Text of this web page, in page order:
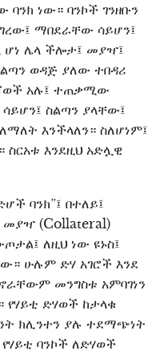
ነው። ባንኮች ገንዘቡን
ማበደራቸው ሳይሆን፤
ሌላ ችሎታ፤ መያዣ፤
ወዳጅ ያለው ተበዳሪ
አሉ፤ ተጠቃሚው
ስልጣን ያላቸው፤
እንችላለን። ስለሆነም፤
ስርአቱ እንደዚህ አድሏዊ
ባንክ”፤ በተለይ፤
መያዣ (Collateral)
ለዚህ ነው ዩኑስ፤
ሁሉም ድሃ አገሮች እንደ
መንግስቱ አምባገነን
የሃይቲ ድሃወች ከታላቁ
ክሊንተን ያሉ ተደማጭነት
ባንኮች ለድሃወች